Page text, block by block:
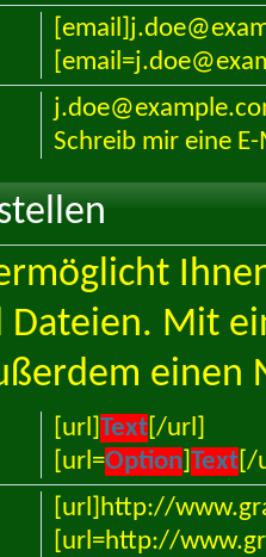
Schreib mir eine
Dateien. Mit
einen
[url] Text[/url]
[url=Option] Text[/
[url]http://
[url=http://